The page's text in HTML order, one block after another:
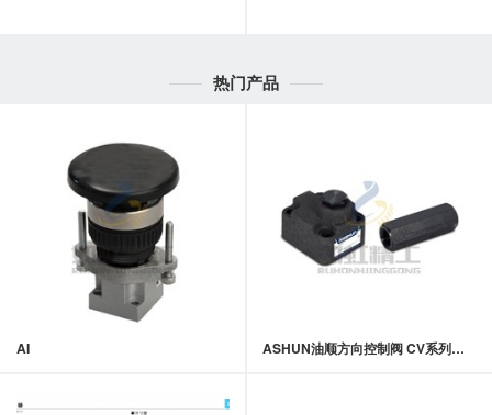
热门产品
AI ASHUN油顺方向控制阀 CV系列单向阀